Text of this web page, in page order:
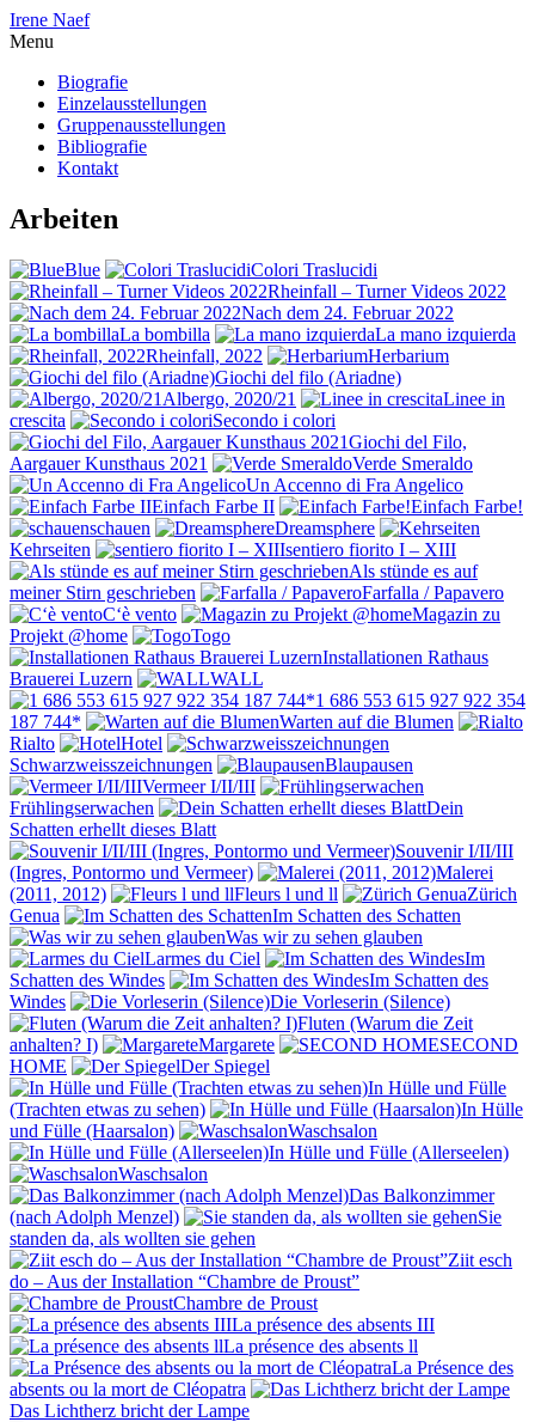
Irene Naef
Menu
Biografie
Einzelausstellungen
Gruppenausstellungen
Bibliografie
Kontakt
Arbeiten
Blue
Colori Traslucidi
Rheinfall – Turner Videos 2022
Nach dem 24. Februar 2022
La bombilla
La mano izquierda
Rheinfall, 2022
Herbarium
Giochi del filo (Ariadne)
Albergo, 2020/21
Linee in
crescita
Secondo i colori
Giochi del Filo,
Aargauer Kunsthaus 2021
Verde Smeraldo
Un Accenno di Fra Angelico
Einfach Farbe II
Einfach Farbe!
schauen
Dreamsphere
Kehrseiten
sentiero fiorito I – XIII
Als stünde es auf
meiner Stirn geschrieben
Farfalla / Papavero
C‘è vento
Magazin zu
Projekt @home
Togo
Installationen Rathaus
Brauerei Luzern
WALL
1 686 553 615 927 922 354
187 744*
Warten auf die Blumen
Rialto
Hotel
Schwarzweisszeichnungen
Blaupausen
Vermeer I/II/III
Frühlingserwachen
Dein
Schatten erhellt dieses Blatt
Souvenir I/II/III
(Ingres, Pontormo und Vermeer)
Malerei
(2011, 2012)
Fleurs l und ll
Zürich
Genua
Im Schatten des Schatten
Was wir zu sehen glauben
Larmes du Ciel
Im
Schatten des Windes
Im Schatten des
Windes
Die Vorleserin (Silence)
Fluten (Warum die Zeit
anhalten? I)
Margarete
SECOND
HOME
Der Spiegel
In Hülle und Fülle
(Trachten etwas zu sehen)
In Hülle
und Fülle (Haarsalon)
Waschsalon
In Hülle und Fülle (Allerseelen)
Waschsalon
Das Balkonzimmer
(nach Adolph Menzel)
Sie
standen da, als wollten sie gehen
Ziit esch
do – Aus der Installation “Chambre de Proust”
Chambre de Proust
La présence des absents III
La présence des absents ll
La Présence des
absents ou la mort de Cléopatra
Das Lichtherz bricht der Lampe